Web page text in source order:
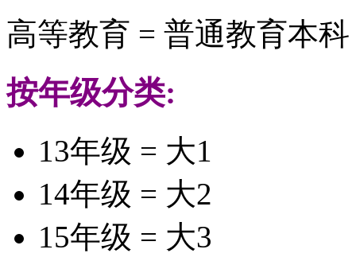
高等教育 = 普通教育本
按年级分类:
13年级 = 大1
14年级 = 大2
15年级 = 大3